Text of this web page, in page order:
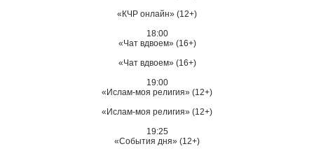
«КЧР онлайн» (12+)
18:00
«Чат вдвоем» (16+)
«Чат вдвоем» (16+)
19:00
«Ислам-моя религия» (12+)
«Ислам-моя религия» (12+)
19:25
«События дня» (12+)